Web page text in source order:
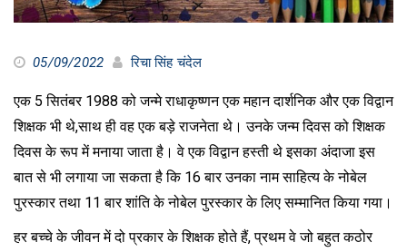
05/09/2022 रिचा सिंह चंदेल
एक 5 सितंबर 1988 को जन्मे राधाकृष्णन एक महान दार्शनिक और एक विद्वान
शिक्षक भी थे,साथ ही वह एक बड़े राजनेता थे। उनके जन्म दिवस को शिक्षक
दिवस के रूप में मनाया जाता है। वे एक विद्वान हस्ती थे इसका अंदाजा इस
बात से भी लगाया जा सकता है कि 16 बार उनका नाम साहित्य के नोबेल
पुरस्कार तथा 11 बार शांति के नोबेल पुरस्कार के लिए सम्मानित किया गया।
हर बच्चे के जीवन में दो प्रकार के शिक्षक होते हैं, प्रथम वे जो बहुत कठोर